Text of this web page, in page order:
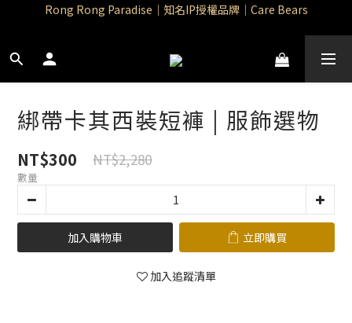
Rong Rong Paradise｜知名IP授權品牌｜Care Bears
Rong Rong Paradise｜知名IP授權品牌｜Care Bears
Rong Rong Paradise｜知名IP授權品牌｜Care Bears
綁帶卡其西裝短褲 | 服飾選物
NT$300 NT$2,280
數量
加入購物車 立即購買
加入追蹤清單